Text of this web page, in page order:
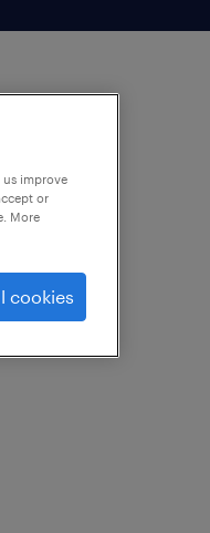
improve
or
More
cookies